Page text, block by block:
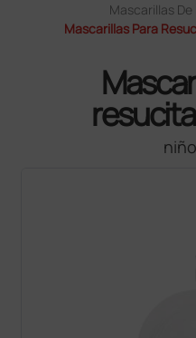
Mascarillas
Mascarillas Para